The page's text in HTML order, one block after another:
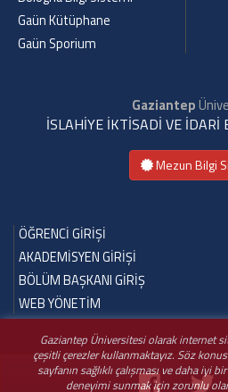
Gaziantep Üniversitesi olarak internet
çeşitli çerezler kullanmaktayız. Söz
sayfanın sağlıklı çalışması ve daha iyi
deneyimi sunmak için zorunlu
Gaün Kütüphane
Gaün Sporium
Gaziantep
İSLAHİYE İKTİSADİ VE İDARİ
Mezun Bilgi
ÖĞRENCİ GİRİŞİ
AKADEMİSYEN GİRİŞİ
BÖLÜM BAŞKANI GİRİŞ
WEB YÖNETİM